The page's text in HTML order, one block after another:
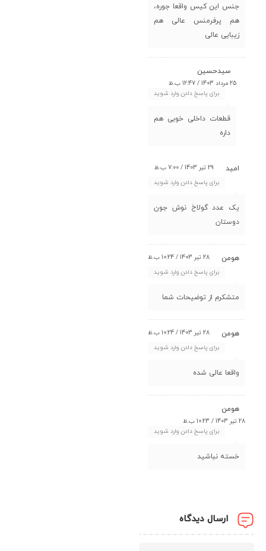
جنس این کیس واقعا جوره،
هم پرفرمنس عالی هم
زیبایی عالی
سیدحسین
25 مرداد 1403 / 12:47 ب.ظ
برای پاسخ دادن وارد شوید
قطعات داخلی خوبی هم
داره
امید
29 تیر 1403 / 7:00 ب.ظ
برای پاسخ دادن وارد شوید
یک عدد گولاخ نوش جون
دوستان
هومن
28 تیر 1403 / 10:24 ب.ظ
برای پاسخ دادن وارد شوید
متشکرم از توضیحات شما
هومن
28 تیر 1403 / 10:24 ب.ظ
برای پاسخ دادن وارد شوید
واقعا عالی شده
هومن
28 تیر 1403 / 10:23 ب.ظ
برای پاسخ دادن وارد شوید
خسته نباشید
ارسال دیدگاه